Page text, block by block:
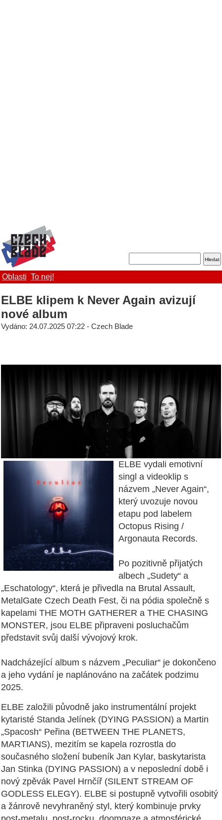
Oblasti To nej!
ELBE klipem k Never Again avizují
nové album
Vydáno: 24.07.2025 07:22 - Czech Blade
ELBE vydali emotivní
singl a videoklip s
názvem „Never Again“,
který uvozuje novou
etapu pod labelem
Octopus Rising /
Argonauta Records.
Po pozitivně přijatých
albech „Sudety“ a
„Eschatology“, která je přivedla na Brutal Assault,
MetalGate Czech Death Fest, či na pódia společně s
kapelami THE MOTH GATHERER a THE CHASING
MONSTER, jsou ELBE připraveni posluchačům
představit svůj další vývojový krok.
Nadcházející album s názvem „Peculiar“ je dokončeno
a jeho vydání je naplánováno na začátek podzimu
2025.
ELBE založili původně jako instrumentální projekt
kytaristé Standa Jelínek (DYING PASSION) a Martin
„Spacosh“ Peřina (BETWEEN THE PLANETS,
MARTIANS), mezitím se kapela rozrostla do
současného složení bubeník Jan Kylar, baskytarista
Jan Stinka (DYING PASSION) a v neposlední době i
nový zpěvák Pavel Hrnčíř (SILENT STREAM OF
GODLESS ELEGY). ELBE si postupně vytvořili osobitý
a žánrově nevyhraněný styl, který kombinuje prvky